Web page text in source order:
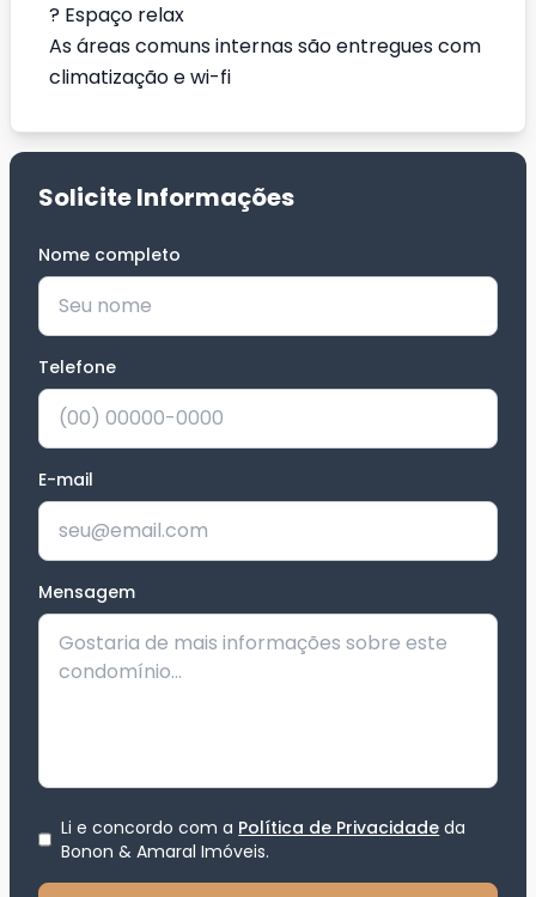
? Espaço relax
As áreas comuns internas são entregues com
climatização e wi-fi
Solicite Informações
Nome completo
Telefone
E-mail
Mensagem
Li e concordo com a Política de Privacidade da
Bonon & Amaral Imóveis.